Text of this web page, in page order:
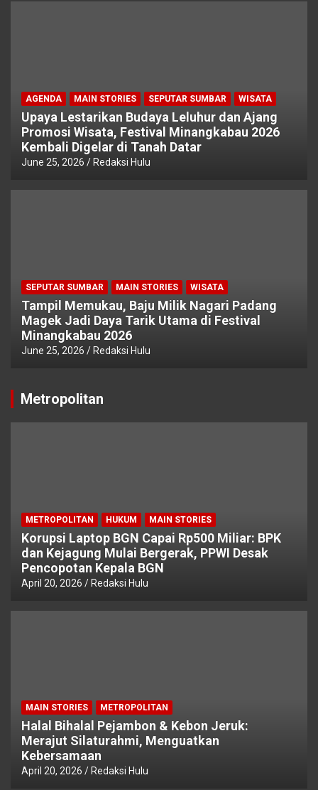
AGENDA MAIN STORIES SEPUTAR SUMBAR WISATA
Upaya Lestarikan Budaya Leluhur dan Ajang
Promosi Wisata, Festival Minangkabau 2026
Kembali Digelar di Tanah Datar
June 25, 2026 Redaksi Hulu
SEPUTAR SUMBAR MAIN STORIES WISATA
Tampil Memukau, Baju Milik Nagari Padang
Magek Jadi Daya Tarik Utama di Festival
Minangkabau 2026
June 25, 2026 Redaksi Hulu
Metropolitan
METROPOLITAN HUKUM MAIN STORIES
Korupsi Laptop BGN Capai Rp500 Miliar: BPK
dan Kejagung Mulai Bergerak, PPWI Desak
Pencopotan Kepala BGN
April 20, 2026 Redaksi Hulu
MAIN STORIES METROPOLITAN
Halal Bihalal Pejambon & Kebon Jeruk:
Merajut Silaturahmi, Menguatkan
Kebersamaan
April 20, 2026 Redaksi Hulu